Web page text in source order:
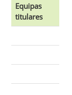
Equipas
titulares